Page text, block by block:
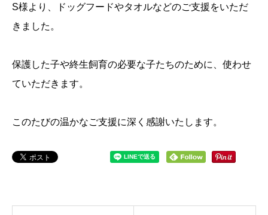
S様より、ドッグフードやタオルなどのご支援をいただ
きました。
保護した子や終生飼育の必要な子たちのために、使わせ
ていただきます。
このたびの温かなご支援に深く感謝いたします。